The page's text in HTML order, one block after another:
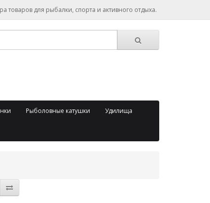
для рыбалки, спорта и активного отдыха.
Рыболовные катушки Удилища